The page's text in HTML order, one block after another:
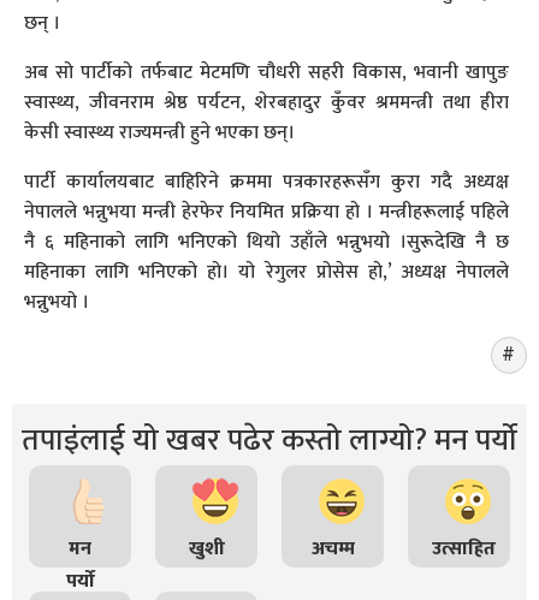
छन् ।
अब सो पार्टीको तर्फबाट मेटमणि चौधरी सहरी विकास, भवानी खापुङ
स्वास्थ्य, जीवनराम श्रेष्ठ पर्यटन, शेरबहादुर कुँवर श्रममन्त्री तथा हीरा
केसी स्वास्थ्य राज्यमन्त्री हुने भएका छन्।
पार्टी कार्यालयबाट बाहिरिने क्रममा पत्रकारहरूसँग कुरा गदै अध्यक्ष
नेपालले भन्नुभया मन्त्री हेरफेर नियमित प्रक्रिया हो । मन्त्रीहरूलाई पहिले
नै ६ महिनाको लागि भनिएको थियो उहाँले भन्नुभयो ।सुरूदेखि नै छ
महिनाका लागि भनिएको हो। यो रेगुलर प्रोसेस हो,’ अध्यक्ष नेपालले
भन्नुभयो ।
तपाइंलाई यो खबर पढेर कस्तो लाग्यो? मन पर्यो
मन
पर्यो
खुशी अचम्म उत्साहित